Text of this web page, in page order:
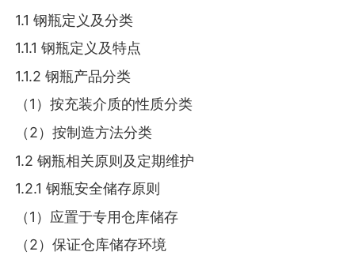
1.1 钢瓶定义及分类
1.1.1 钢瓶定义及特点
1.1.2 钢瓶产品分类
（1）按充装介质的性质分类
（2）按制造方法分类
1.2 钢瓶相关原则及定期维护
1.2.1 钢瓶安全储存原则
（1）应置于专用仓库储存
（2）保证仓库储存环境